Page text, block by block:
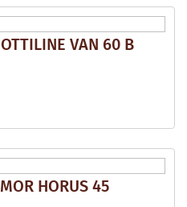
VAN 60 B
HORUS 45